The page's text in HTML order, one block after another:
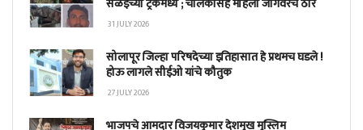
सळईच्या ट्रकमध्ये ; चालकासह महिला जागेवरच ठार
31 JULY 2026
सोलापूर जिल्हा परिषदेच्या इतिहासात हे प्रथमच घडले !
होऊ लागले सीईओ यांचे कौतुक
27 JULY 2026
भाजपचे आमदार विजयकुमार देशमुख मुस्लिम